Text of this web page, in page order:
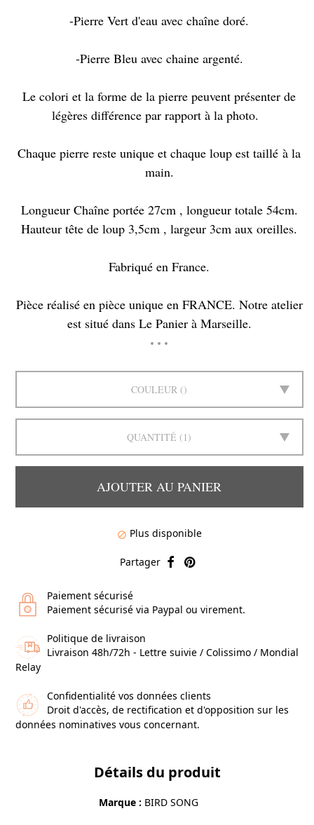
-Pierre Vert d'eau avec chaîne doré.
-Pierre Bleu avec chaine argenté.
Le colori et la forme de la pierre peuvent présenter de
légères différence par rapport à la photo.
Chaque pierre reste unique et chaque loup est taillé à la
main.
Longueur Chaîne portée 27cm , longueur totale 54cm.
Hauteur tête de loup 3,5cm , largeur 3cm aux oreilles.
Fabriqué en France.
Pièce réalisé en pièce unique en FRANCE. Notre atelier
est situé dans Le Panier à Marseille.
COULEUR
QUANTITÉ 1
AJOUTER AU PANIER
 Plus disponible
Partager
Paiement sécurisé
Paiement sécurisé via Paypal ou virement.
Politique de livraison
Livraison 48h/72h - Lettre suivie / Colissimo / Mondial
Relay
Confidentialité vos données clients
Droit d'accès, de rectification et d'opposition sur les
données nominatives vous concernant.
Détails du produit
Marque BIRD SONG